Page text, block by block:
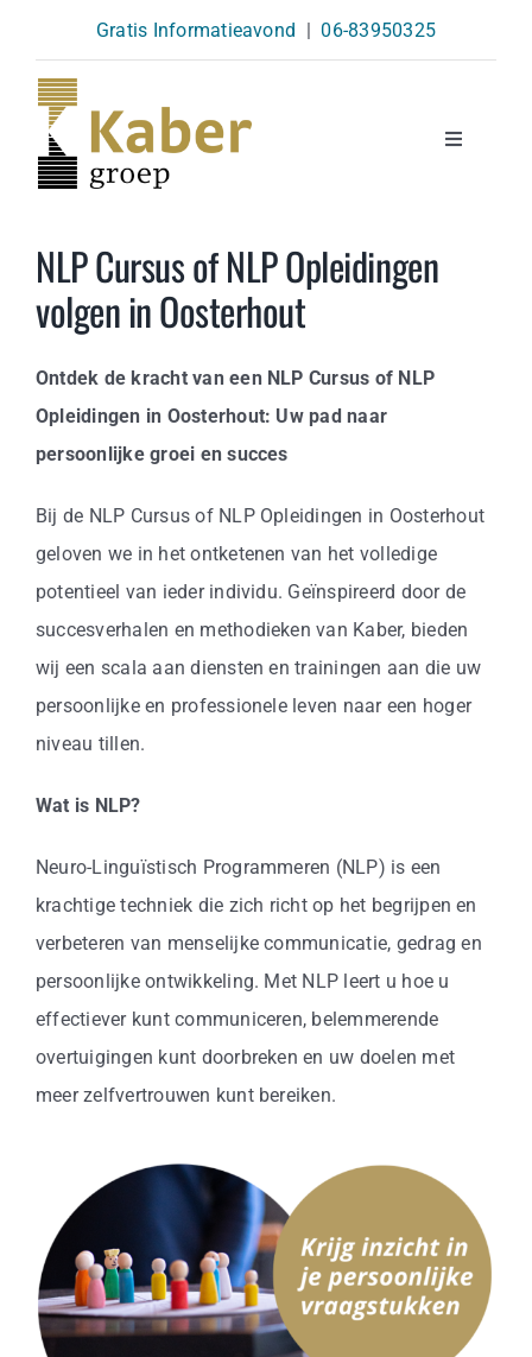
content
Gratis Informatieavond | 06-83950325
Toggle
Agenda
Over Ons
NLP Cursus of NLP Opleidingen
volgen in Oosterhout
Ontdek de kracht van een NLP Cursus of NLP
Opleidingen in Oosterhout: Uw pad naar
persoonlijke groei en succes
Bij de NLP Cursus of NLP Opleidingen in Oosterhout
geloven we in het ontketenen van het volledige
potentieel van ieder individu. Geïnspireerd door de
succesverhalen en methodieken van Kaber, bieden
wij een scala aan diensten en trainingen aan die uw
persoonlijke en professionele leven naar een hoger
niveau tillen.
Wat is NLP?
Neuro-Linguïstisch Programmeren (NLP) is een
krachtige techniek die zich richt op het begrijpen en
verbeteren van menselijke communicatie, gedrag en
persoonlijke ontwikkeling. Met NLP leert u hoe u
effectiever kunt communiceren, belemmerende
overtuigingen kunt doorbreken en uw doelen met
meer zelfvertrouwen kunt bereiken.